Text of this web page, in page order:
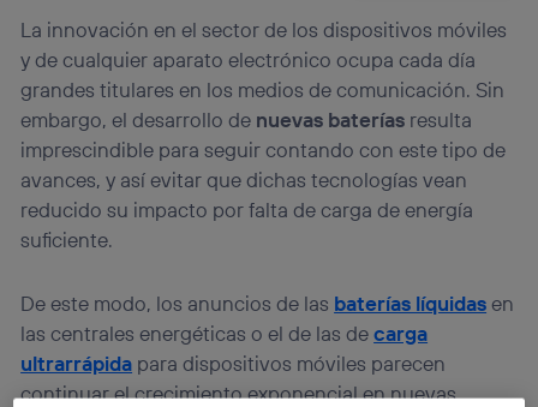
La innovación en el sector de los dispositivos móviles
y de cualquier aparato electrónico ocupa cada día
grandes titulares en los medios de comunicación. Sin
embargo, el desarrollo de nuevas baterías resulta
imprescindible para seguir contando con este tipo de
avances, y así evitar que dichas tecnologías vean
reducido su impacto por falta de carga de energía
suficiente.
De este modo, los anuncios de las baterías líquidasen
las centrales energéticas o el de las decarga
ultrarrápida para dispositivos móviles parecen
continuar el crecimiento exponencial en nuevas